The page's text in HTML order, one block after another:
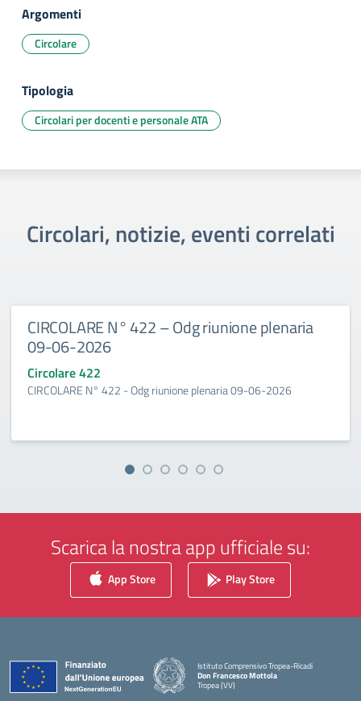
Argomenti
Circolare
Tipologia
Circolari per docenti e personale ATA
Circolari, notizie, eventi correlati
CIRCOLARE N° 422 – Odg riunione plenaria
09-06-2026
Circolare 422
CIRCOLARE N° 422 - Odg riunione plenaria 09-06-2026
Scarica la nostra app ufficiale su:
App Store Play Store
Istituto Comprensivo Tropea-Ricadi
Don Francesco Mottola
Tropea (VV)
— Visita la pagina iniziale della scuola